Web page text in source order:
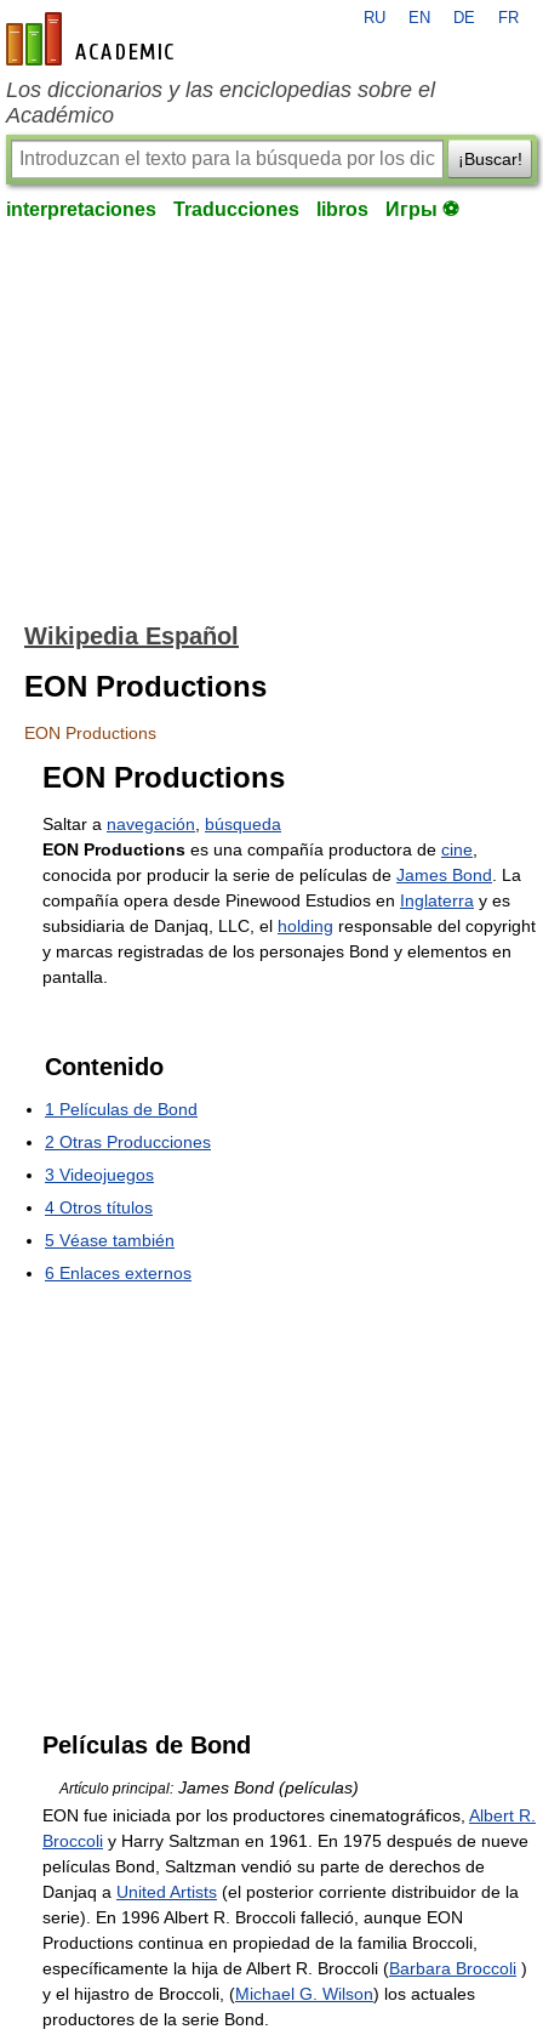
es-academic.com
RU EN DE FR
Los diccionarios y las enciclopedias sobre el
Académico
¡Buscar!
interpretaciones Traducciones libros Игры ⚽
Wikipedia Español
EON Productions
EON Productions
EON Productions
Saltar a navegación
búsqueda
EON Productions es una compañía productora de cine
conocida por producir la serie de películas de James Bond . La
compañía opera desde Pinewood Estudios en Inglaterra y es
subsidiaria de Danjaq, LLC, el holding responsable del copyright
y marcas registradas de los personajes Bond y elementos en
pantalla.
Contenido
1 Películas de Bond
2 Otras Producciones
3 Videojuegos
4 Otros títulos
5 Véase también
6 Enlaces externos
Películas de Bond
Artículo principal: James Bond (películas)
EON fue iniciada por los productores cinematográficos, Albert R.
Broccoli y Harry Saltzman en 1961. En 1975 después de nueve
películas Bond, Saltzman vendió su parte de derechos de
Danjaq a United Artists (el posterior corriente distribuidor de la
serie). En 1996 Albert R. Broccoli falleció, aunque EON
Productions continua en propiedad de la familia Broccoli,
específicamente la hija de Albert R. Broccoli (Barbara Broccoli )
y el hijastro de Broccoli, (Michael G. Wilson) los actuales
productores de la serie Bond.